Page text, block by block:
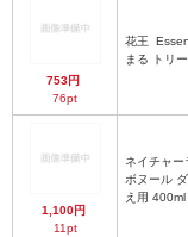
753円
76pt
花王
まる トリ
1,100円
11pt
ネイチャー
ボヌール
え用 400ml